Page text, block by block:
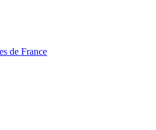
de France